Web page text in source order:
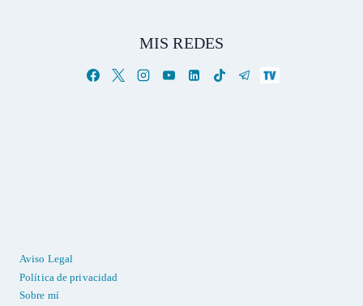
MIS REDES
Aviso Legal
Política de privacidad
Sobre mí